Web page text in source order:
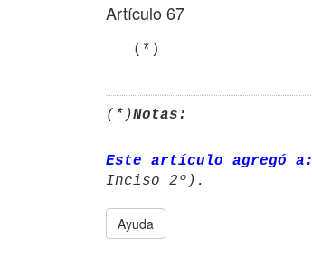
Artículo 67
   (*)
(*)Notas:
Este artículo agregó a:
Ayuda